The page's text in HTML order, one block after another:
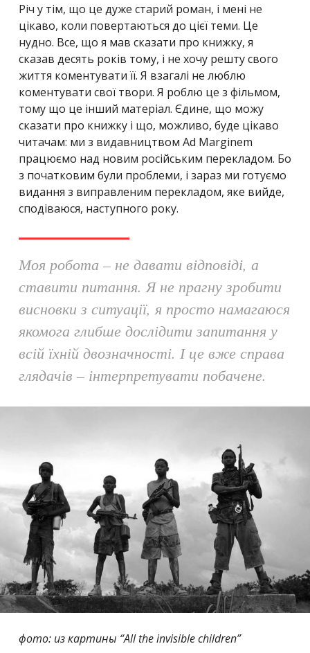
Річ у тім, що це дуже старий роман, і мені не
цікаво, коли повертаються до цієї теми. Це
нудно. Все, що я мав сказати про книжку, я
сказав десять років тому, і не хочу решту свого
життя коментувати її. Я взагалі не люблю
коментувати свої твори. Я роблю це з фільмом,
тому що це інший матеріал. Єдине, що можу
сказати про книжку і що, можливо, буде цікаво
читачам: ми з видавництвом Ad Marginem
працюємо над новим російським перекладом. Бо
з початковим були проблеми, і зараз ми готуємо
видання з виправленим перекладом, яке вийде,
сподіваюся, наступного року.
Моя робота – не давати відповіді, а
ставити питання. Я не прагну зробити
висновки з ситуації, я просто намагаюся
якомога глибше дослідити запитання у
всій їхній двозначності. І це вже справа
глядачів – інтерпретувати побачене.
фото: из картины “All the invisible children”